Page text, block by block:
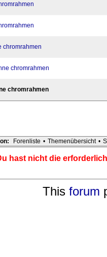
chromrahmen
chromrahmen
chromrahmen
Forenliste • Themenübersicht •
hast nicht die
This forum